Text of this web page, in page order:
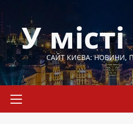
до
вмістуУ САЙТ КИЄВА: НОВИНИ,
меню